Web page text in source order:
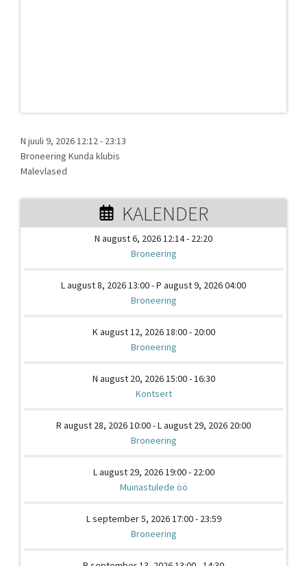
N juuli 9, 2026 12:12 - 23:13
Broneering Kunda klubis
Malevlased
KALENDER
N august 6, 2026 12:14 - 22:20
Broneering
L august 8, 2026 13:00 - P august 9, 2026 04:00
Broneering
K august 12, 2026 18:00 - 20:00
Broneering
N august 20, 2026 15:00 - 16:30
Kontsert
R august 28, 2026 10:00 - L august 29, 2026 20:00
Broneering
L august 29, 2026 19:00 - 22:00
Muinastulede öö
L september 5, 2026 17:00 - 23:59
Broneering